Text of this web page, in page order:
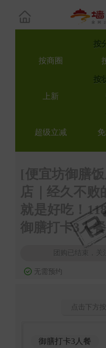
按
按商圈
按
上新
超级立减
[便宜坊御膳
店｜经久不败
就是好吃！
御膳打卡3人
团购已结束，关
无需预约
点击下方
御膳打卡3人餐